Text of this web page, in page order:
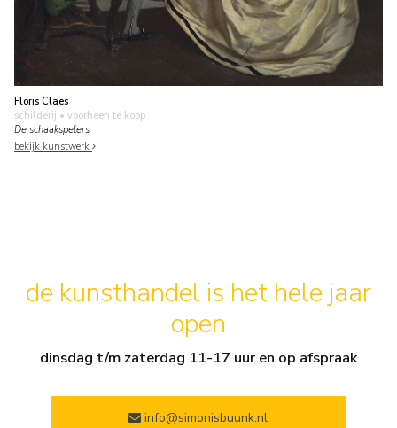
Floris Claes
schilderij • voorheen te koop
De schaakspelers
bekijk kunstwerk
de kunsthandel is het hele jaar
open
dinsdag t/m zaterdag 11-17 uur en op afspraak
info@simonisbuunk.nl